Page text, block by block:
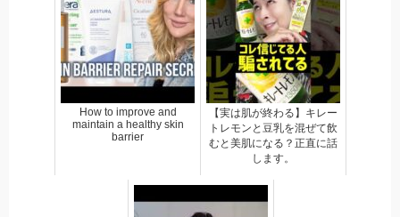
How to improve and
maintain a healthy skin
barrier
【実は肌が終わる】キレー
トレモンと豆乳を混ぜて飲
むと美肌になる？正直に話
します。